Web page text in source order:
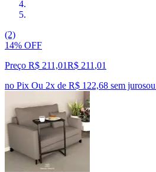
(2)
14% OFF
Preço R$ 211,01R$ 211,01
no Pix Ou 2x de R$ 122,68 sem jurosou